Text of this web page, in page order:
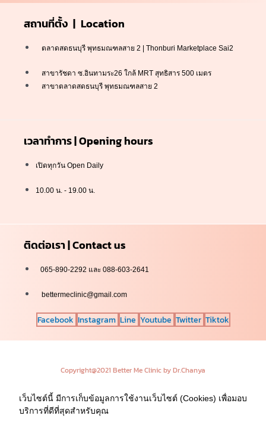
สถานที่ตั้ง | Location
ตลาดสดธนบุรี พุทธมณฑลสาย 2 | Thonburi Marketplace Sai2
สาขารัชดา ซ.อินทามระ26 ใกล้ MRT สุทธิสาร 500 เมตร
สาขาตลาดสดธนบุรี พุทธมณฑลสาย 2
เวลาทำการ | Opening hours
เปิดทุกวัน Open Daily
10.00 น. - 19.00 น.
ติดต่อเรา | Contact us
065-890-2292 และ 088-603-2641
bettermeclinic@gmail.com
Facebook Instagram Line Youtube Twitter Tiktok
Copyright@2021 Better Me Clinic by Dr.Chanya
เว็บไซต์นี้ มีการเก็บข้อมูลการใช้งานเว็บไซต์ (Cookies) เพื่อมอบ
บริการที่ดีที่สุดสำหรับคุณ